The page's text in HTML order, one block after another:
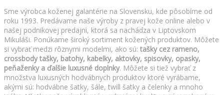
Sme výrobca koženej galantérie na Slovensku, kde pôsobíme od
roku 1993. Predávame naše výroby z pravej kože online alebo v
našej podnikovej predajni, ktorá sa nachádza v Liptovskom
Mikuláši. Ponúkame široký sortiment kožených produktov. Môžete
si vybrať medzi rôznymi modelmi, ako sú:tašky cez rameno,
crossbody tašky, batohy, kabelky, aktovky, spisovky, opasky,
peňaženky a ďalšie luxusné doplnky. Môžete si tiež vybrať z
množstva luxusných hodvábnych produktov ktoré vyrábame,
akými sú: hodvábne šatky, šále, twill šatky a čelenky a mnoho